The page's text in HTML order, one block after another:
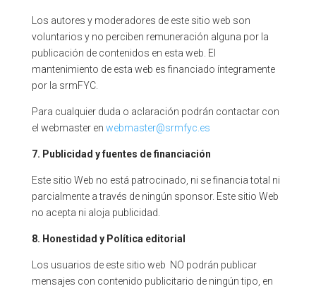
Los autores y moderadores de este sitio web son
voluntarios y no perciben remuneración alguna por la
publicación de contenidos en esta web. El
mantenimiento de esta web es financiado íntegramente
por la srmFYC.
Para cualquier duda o aclaración podrán contactar con
el webmaster en webmaster@srmfyc.es
7. Publicidad y fuentes de financiación
Este sitio Web no está patrocinado, ni se financia total ni
parcialmente a través de ningún sponsor. Este sitio Web
no acepta ni aloja publicidad.
8. Honestidad y Política editorial
Los usuarios de este sitio web NO podrán publicar
mensajes con contenido publicitario de ningún tipo, en